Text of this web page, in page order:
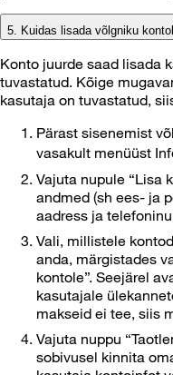
5. Kuidas lisada võlgniku
Konto juurde saad lisada
tuvastatud. Kõige
kasutaja on tuvastatud,
Pärast sisenemist
vasakult menüüst
Vajuta nupule “Lisa
andmed (sh ees- ja
aadress ja
Vali, millistele
anda, märgistades
kontole”. Seejärel
kasutajale
makseid ei tee, siis
Vajuta nuppu
sobivusel kinnita